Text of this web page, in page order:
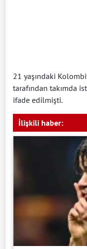
21 yaşındaki
tarafından takımda
ifade edilmişti.
İlişkili haber: